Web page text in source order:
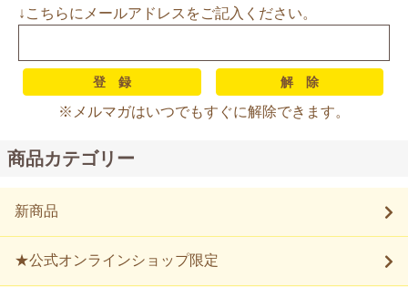
↓こちらにメールアドレスをご記入ください。
※メルマガはいつでもすぐに解除できます。
商品カテゴリー
新商品
★公式オンラインショップ限定